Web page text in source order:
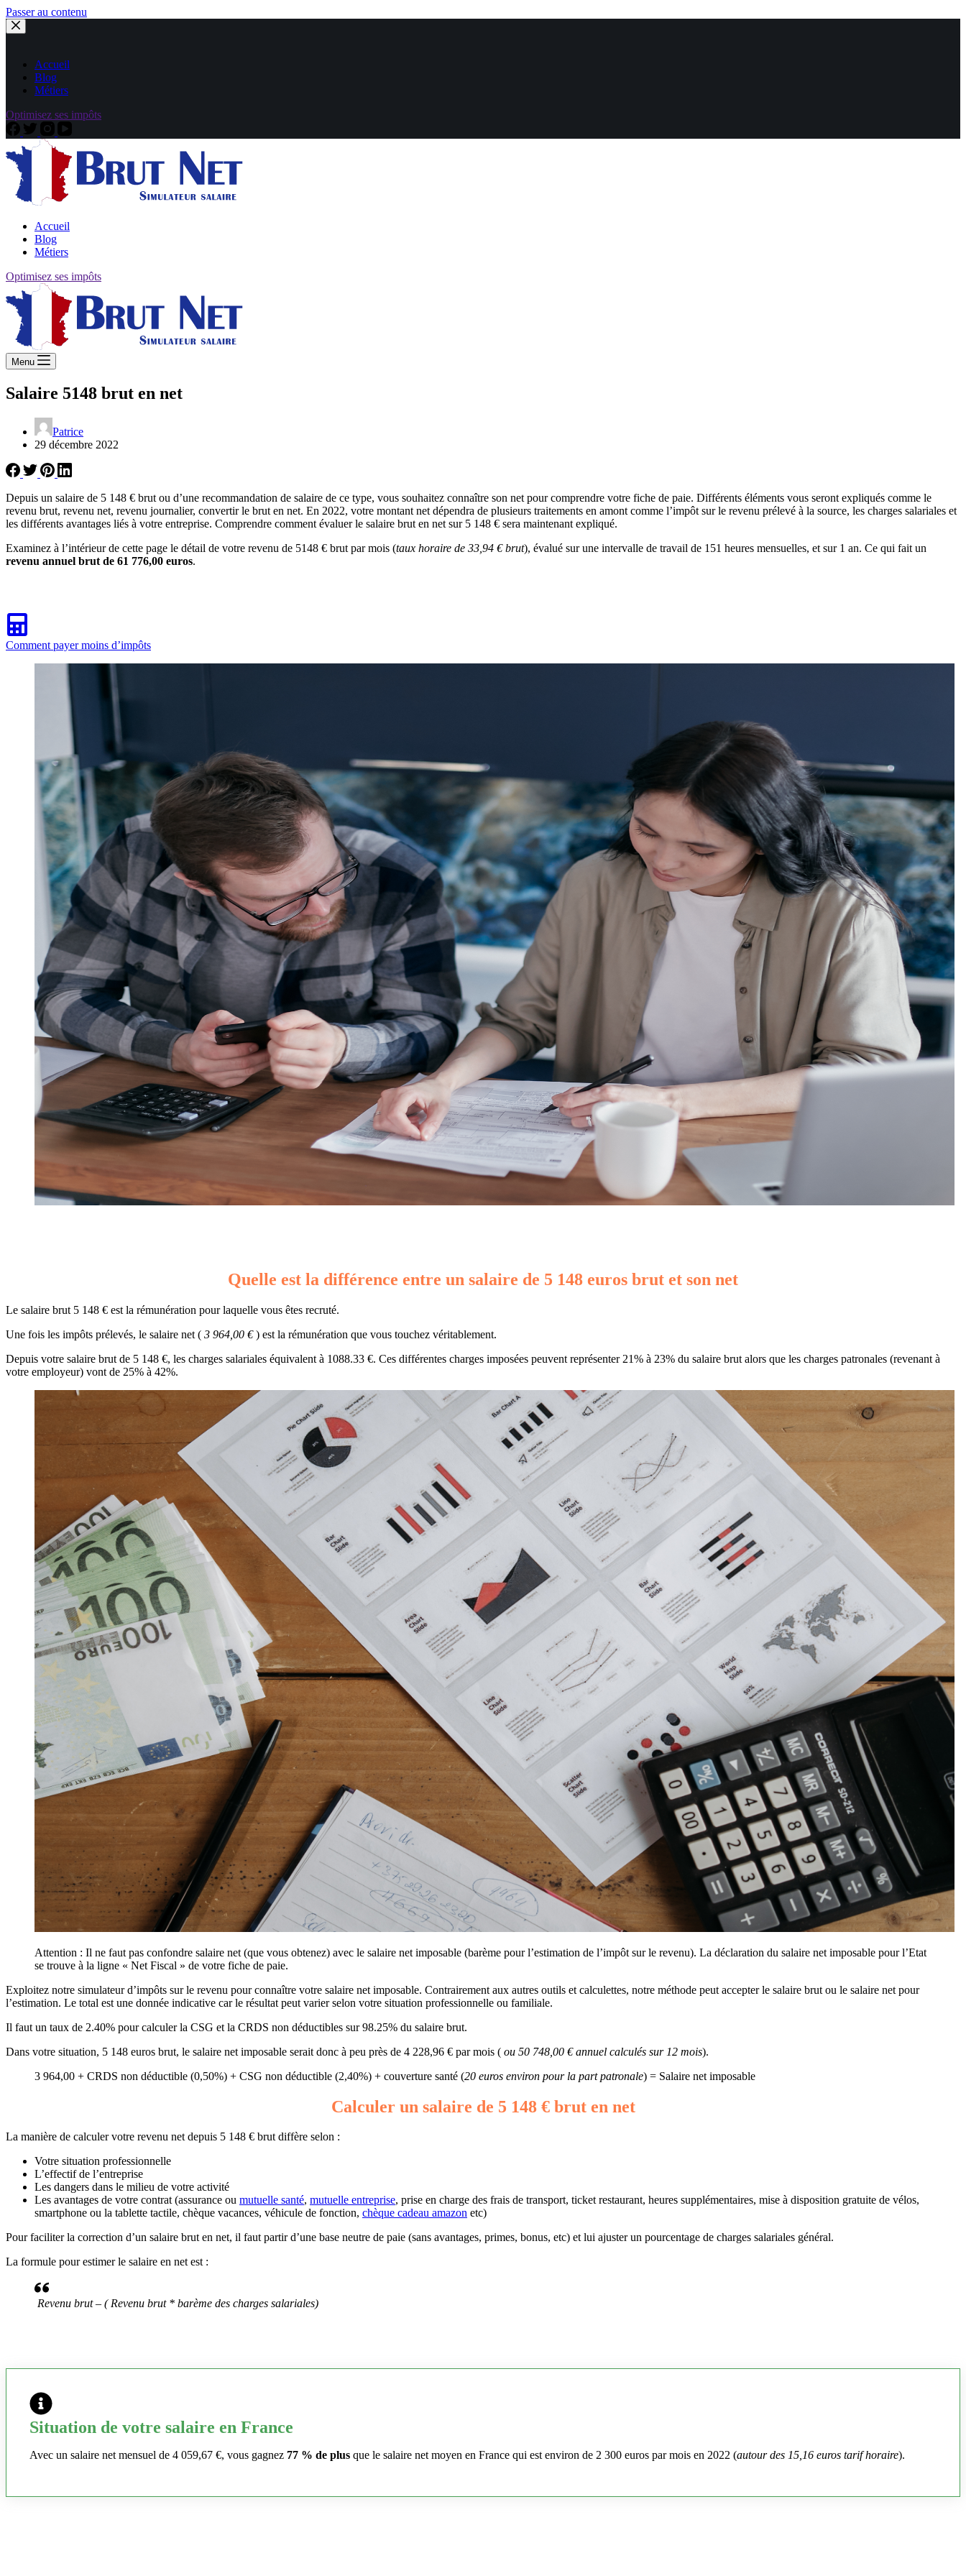
Passer au contenu
Accueil
Blog
Métiers
Optimisez ses impôts
Accueil
Blog
Métiers
Optimisez ses impôts
Menu
Salaire 5148 brut en net
Patrice
29 décembre 2022
Depuis un salaire de 5 148 € brut ou d’une recommandation de salaire de ce type, vous souhaitez connaître son net pour comprendre votre fiche de paie. Différents éléments vous seront expliqués comme le
revenu brut, revenu net, revenu journalier, convertir le brut en net. En 2022, votre montant net dépendra de plusieurs traitements en amont comme l’impôt sur le revenu prélevé à la source, les charges salariales et
les différents avantages liés à votre entreprise. Comprendre comment évaluer le salaire brut en net sur 5 148 € sera maintenant expliqué.
Examinez à l’intérieur de cette page le détail de votre revenu de 5148 € brut par mois (taux horaire de 33,94 € brut), évalué sur une intervalle de travail de 151 heures mensuelles, et sur 1 an. Ce qui fait un
revenu annuel brut de 61 776,00 euros.
Comment payer moins d’impôts
Quelle est la différence entre un salaire de 5 148 euros brut et son net
Le salaire brut 5 148 € est la rémunération pour laquelle vous êtes recruté.
Une fois les impôts prélevés, le salaire net ( 3 964,00 €) est la rémunération que vous touchez véritablement.
Depuis votre salaire brut de 5 148 €, les charges salariales équivalent à 1088.33 €. Ces différentes charges imposées peuvent représenter 21% à 23% du salaire brut alors que les charges patronales (revenant à
votre employeur) vont de 25% à 42%.
Attention : Il ne faut pas confondre salaire net (que vous obtenez) avec le salaire net imposable (barème pour l’estimation de l’impôt sur le revenu). La déclaration du salaire net imposable pour l’Etat
se trouve à la ligne « Net Fiscal » de votre fiche de paie.
Exploitez notre simulateur d’impôts sur le revenu pour connaître votre salaire net imposable. Contrairement aux autres outils et calculettes, notre méthode peut accepter le salaire brut ou le salaire net pour
l’estimation. Le total est une donnée indicative car le résultat peut varier selon votre situation professionnelle ou familiale.
Il faut un taux de 2.40% pour calculer la CSG et la CRDS non déductibles sur 98.25% du salaire brut.
Dans votre situation, 5 148 euros brut, le salaire net imposable serait donc à peu près de 4 228,96 € par mois ( ou 50 748,00 € annuel calculés sur 12 mois).
3 964,00 + CRDS non déductible (0,50%) + CSG non déductible (2,40%) + couverture santé (20 euros environ pour la part patronale) = Salaire net imposable
Calculer un salaire de 5 148 € brut en net
La manière de calculer votre revenu net depuis 5 148 € brut diffère selon :
Votre situation professionnelle
L’effectif de l’entreprise
Les dangers dans le milieu de votre activité
Les avantages de votre contrat (assurance ou mutuelle santé, mutuelle entreprise, prise en charge des frais de transport, ticket restaurant, heures supplémentaires, mise à disposition gratuite de vélos,
smartphone ou la tablette tactile, chèque vacances, véhicule de fonction, chèque cadeau amazon etc)
Pour faciliter la correction d’un salaire brut en net, il faut partir d’une base neutre de paie (sans avantages, primes, bonus, etc) et lui ajuster un pourcentage de charges salariales général.
La formule pour estimer le salaire en net est :
Revenu brut – ( Revenu brut * barème des charges salariales)
Situation de votre salaire en France
Avec un salaire net mensuel de 4 059,67 €, vous gagnez 77 % de plus que le salaire net moyen en France qui est environ de 2 300 euros par mois en 2022 (autour des 15,16 euros tarif horaire).